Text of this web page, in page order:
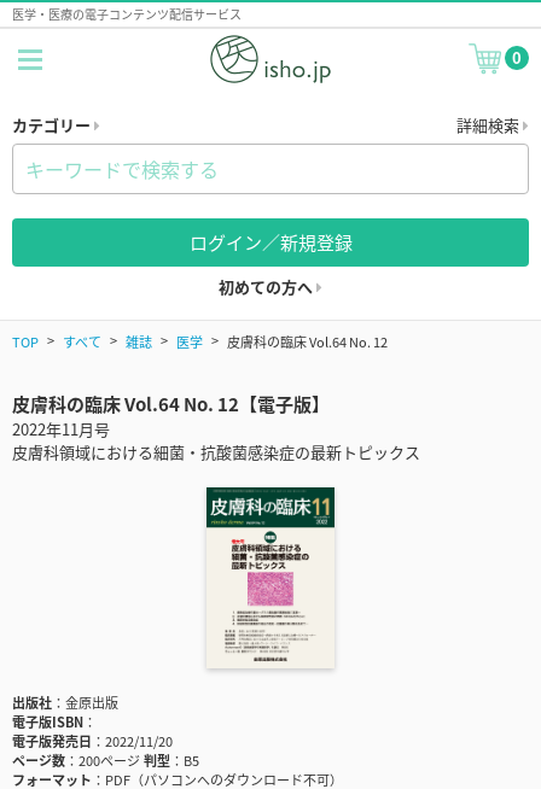
医学・医療の電子コンテンツ配信サービス
0
カテゴリー 詳細検索
ログイン／新規登録
初めての方へ
TOP すべて 雑誌 医学 皮膚科の臨床 Vol.64 No. 12
皮膚科の臨床 Vol.64 No. 12【電子版】
2022年11月号
皮膚科領域における細菌・抗酸菌感染症の最新トピックス
出版社
金原出版
電子版ISBN
電子版発売日
2022/11/20
ページ数
200ページ判型
B5
フォーマット
PDF（パソコンへのダウンロード不可）